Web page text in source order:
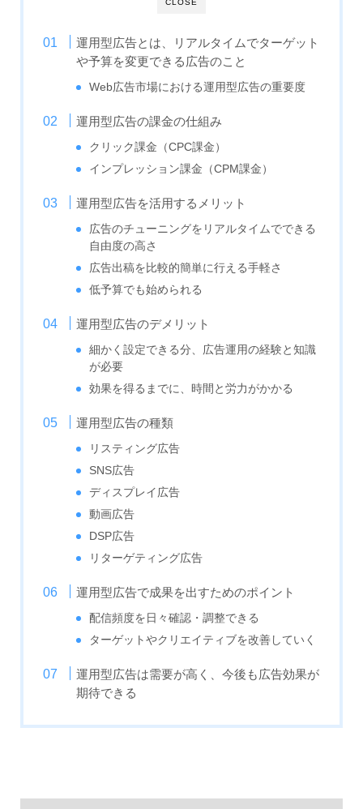
運用型広告とは、リアルタイムでターゲット
や予算を変更できる広告のこと
Web広告市場における運用型広告の重要度
運用型広告の課金の仕組み
クリック課金（CPC課金）
インプレッション課金（CPM課金）
運用型広告を活用するメリット
広告のチューニングをリアルタイムでできる
自由度の高さ
広告出稿を比較的簡単に行える手軽さ
低予算でも始められる
運用型広告のデメリット
細かく設定できる分、広告運用の経験と知識
が必要
効果を得るまでに、時間と労力がかかる
運用型広告の種類
リスティング広告
SNS広告
ディスプレイ広告
動画広告
DSP広告
リターゲティング広告
運用型広告で成果を出すためのポイント
配信頻度を日々確認・調整できる
ターゲットやクリエイティブを改善していく
運用型広告は需要が高く、今後も広告効果が
期待できる